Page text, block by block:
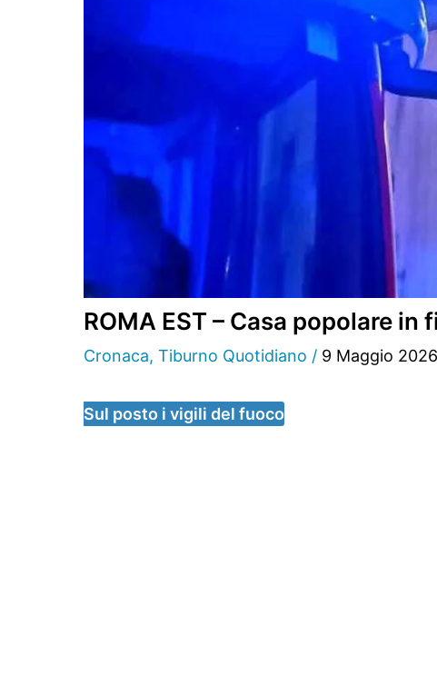
ROMA EST – Casa popolare
Cronaca, Tiburno Quotidiano / 9 Maggio 2026
Sul posto i vigili del fuoco